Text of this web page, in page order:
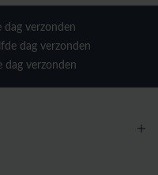
dag verzonden
dag verzonden
dag verzonden